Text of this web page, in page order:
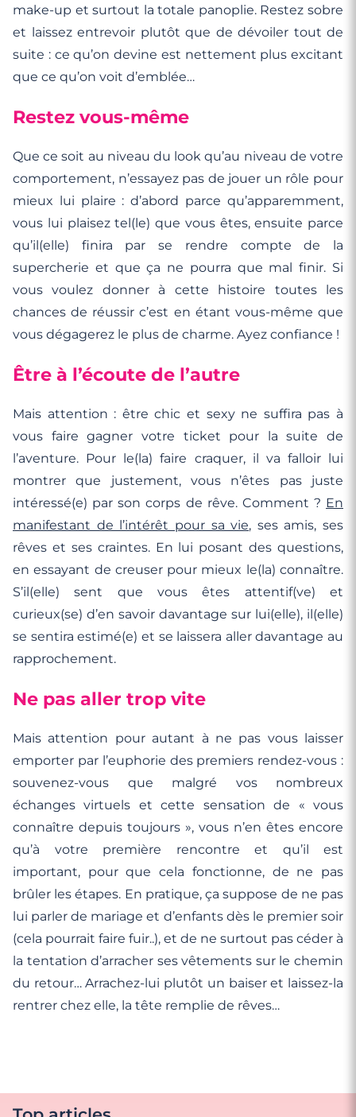
make-up et surtout la totale panoplie. Restez sobre
et laissez entrevoir plutôt que de dévoiler tout de
suite : ce qu’on devine est nettement plus excitant
que ce qu’on voit d’emblée…
Restez vous-même
Que ce soit au niveau du look qu’au niveau de votre
comportement, n’essayez pas de jouer un rôle pour
mieux lui plaire : d’abord parce qu’apparemment,
vous lui plaisez tel(le) que vous êtes, ensuite parce
qu’il(elle) finira par se rendre compte de la
supercherie et que ça ne pourra que mal finir. Si
vous voulez donner à cette histoire toutes les
chances de réussir c’est en étant vous-même que
vous dégagerez le plus de charme. Ayez confiance !
Être à l’écoute de l’autre
Mais attention : être chic et sexy ne suffira pas à
vous faire gagner votre ticket pour la suite de
l’aventure. Pour le(la) faire craquer, il va falloir lui
montrer que justement, vous n’êtes pas juste
intéressé(e) par son corps de rêve. Comment ? En
manifestant de l’intérêt pour sa vie, ses amis, ses
rêves et ses craintes. En lui posant des questions,
en essayant de creuser pour mieux le(la) connaître.
S’il(elle) sent que vous êtes attentif(ve) et
curieux(se) d’en savoir davantage sur lui(elle), il(elle)
se sentira estimé(e) et se laissera aller davantage au
rapprochement.
Ne pas aller trop vite
Mais attention pour autant à ne pas vous laisser
emporter par l’euphorie des premiers rendez-vous :
souvenez-vous que malgré vos nombreux
échanges virtuels et cette sensation de « vous
connaître depuis toujours », vous n’en êtes encore
qu’à votre première rencontre et qu’il est
important, pour que cela fonctionne, de ne pas
brûler les étapes. En pratique, ça suppose de ne pas
lui parler de mariage et d’enfants dès le premier soir
(cela pourrait faire fuir..), et de ne surtout pas céder à
la tentation d’arracher ses vêtements sur le chemin
du retour… Arrachez-lui plutôt un baiser et laissez-la
rentrer chez elle, la tête remplie de rêves…